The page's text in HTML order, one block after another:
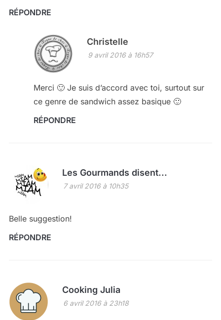
RÉPONDRE
Christelle
9 avril 2016 à 16h57
Merci 🙂 Je suis d’accord avec toi, surtout sur
ce genre de sandwich assez basique 🙂
RÉPONDRE
Les Gourmands disent...
7 avril 2016 à 10h35
Belle suggestion!
RÉPONDRE
Cooking Julia
6 avril 2016 à 23h18